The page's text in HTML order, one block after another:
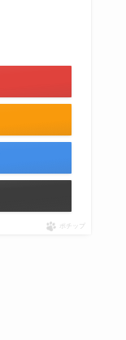
ポチップ